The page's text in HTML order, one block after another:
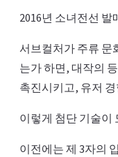
2016년 소녀전선 발
서브컬처가 주류 문
는가 하면, 대작의
촉진시키고, 유저
이렇게 첨단 기술이
이전에는 제 3자의